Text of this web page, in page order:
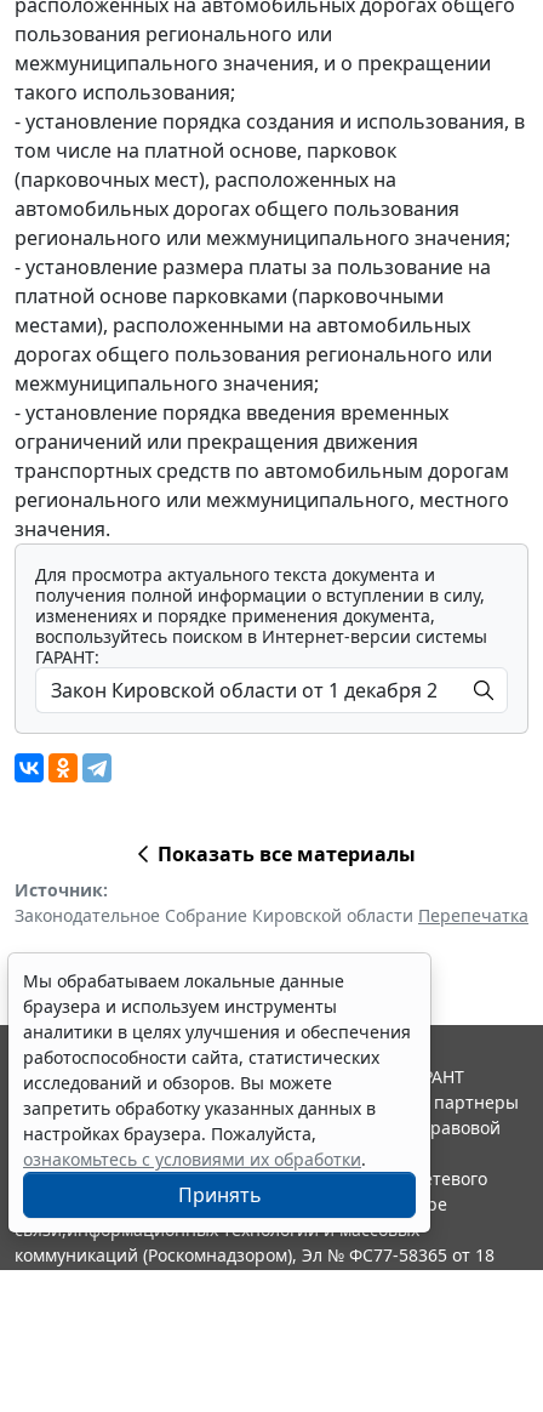
пользования регионального или
межмуниципального значения, и о прекращении
такого использования;
- установление порядка создания и использования, в
том числе на платной основе, парковок
(парковочных мест), расположенных на
автомобильных дорогах общего пользования
регионального или межмуниципального значения;
- установление размера платы за пользование на
платной основе парковками (парковочными
местами), расположенными на автомобильных
дорогах общего пользования регионального или
межмуниципального значения;
- установление порядка введения временных
ограничений или прекращения движения
транспортных средств по автомобильным дорогам
регионального или межмуниципального, местного
значения.
Для просмотра актуального текста документа и
получения полной информации о вступлении в силу,
изменениях и порядке применения документа,
воспользуйтесь поиском в Интернет-версии системы
ГАРАНТ:
Показать все материалы
Источник:
Законодательное Собрание Кировской области Перепечатка
Мы обрабатываем локальные данные
браузера и используем инструменты
аналитики в целях улучшения и обеспечения
работоспособности сайта, статистических
исследований и обзоров. Вы можете
запретить обработку указанных данных в
настройках браузера. Пожалуйста,
ознакомьтесь с условиями их обработки.
Принять
© ООО "НПП "ГАРАНТ-СЕРВИС", 2026. Система ГАРАНТ
выпускается с 1990 года. Компания "Гарант" и ее партнеры
являются участниками Российской ассоциации правовой
информации ГАРАНТ.
Портал ГАРАНТ.РУ зарегистрирован в качестве сетевого
издания Федеральной службой по надзору в сфере
связи,информационных технологий и массовых
коммуникаций (Роскомнадзором), Эл № ФС77-58365 от 18